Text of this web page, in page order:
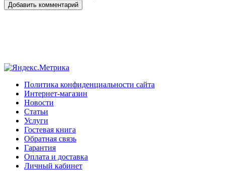
Добавить комментарий
Политика конфиденциальности сайта
Интернет-магазин
Новости
Статьи
Услуги
Гостевая книга
Обратная связь
Гарантия
Оплата и доставка
Личный кабинет